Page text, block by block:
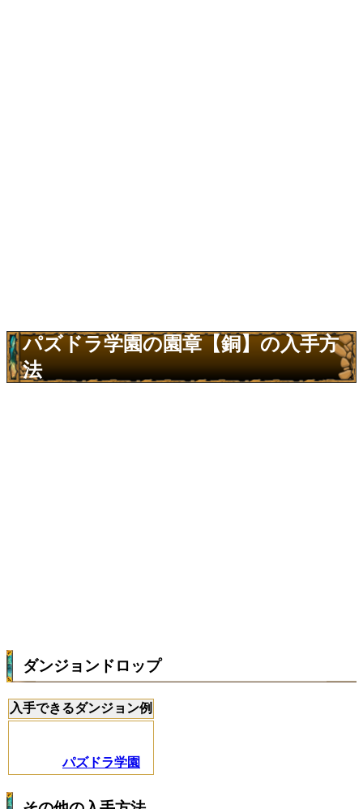
パズドラ学園の園章【銅】の入手方
法
ダンジョンドロップ
入手できるダンジョン例
パズドラ学園